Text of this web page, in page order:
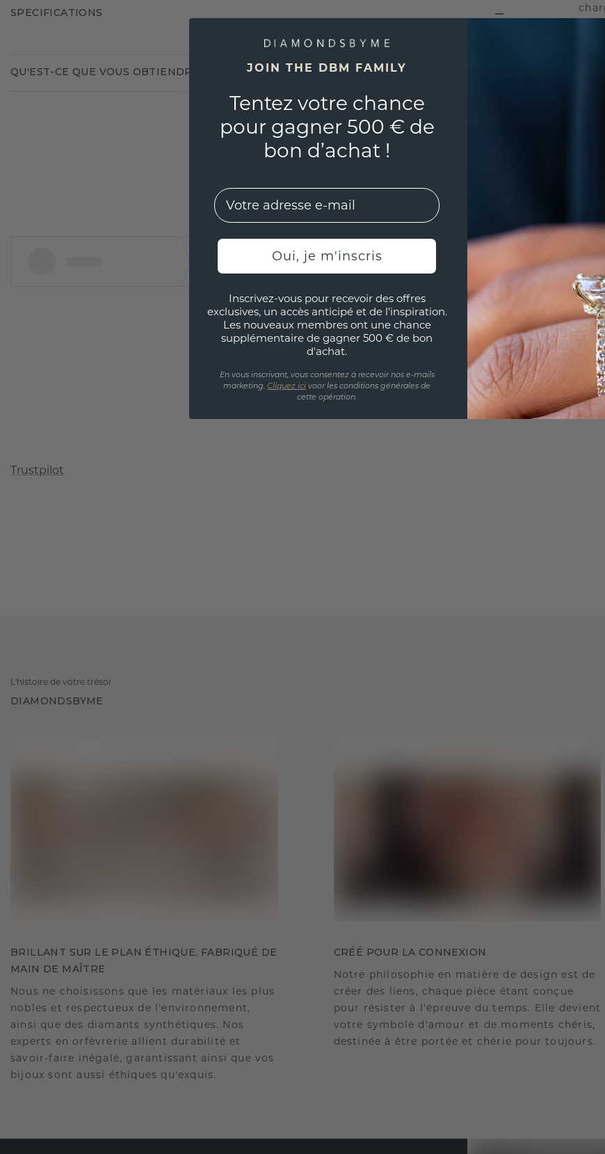
vie
sur
SPECIFICATIONS
QU'EST-CE QUE VOUS OBTIENDREZ ?
Trustpilot
L'histoire de votre trésor
DIAMONDSBYME
BRILLANT SUR LE PLAN ÉTHIQUE, FABRIQUÉ DE
MAIN DE MAÎTRE
Nous ne choisissons que les matériaux les plus
nobles et respectueux de l'environnement,
ainsi que des diamants synthétiques. Nos
experts en orfèvrerie allient durabilité et
savoir-faire inégalé, garantissant ainsi que vos
bijoux sont aussi éthiques qu'exquis.
CRÉÉ POUR LA CONNEXION
Notre philosophie en matière de design est de
créer des liens, chaque pièce étant conçue
pour résister à l'épreuve du temps. Elle devient
votre symbole d'amour et de moments chéris,
destinée à être portée et chérie pour toujours.
JOIN THE DBM FAMILY
Tentez votre chance
pour gagner 500 € de
bon d’achat !
EMail
Oui, je m'inscris
Inscrivez-vous pour recevoir des offres
exclusives, un accès anticipé et de l'inspiration.
Les nouveaux membres ont une chance
supplémentaire de gagner 500 € de bon
d'achat.
En vous inscrivant, vous consentez à recevoir nos e-mails
marketing. Cliquez ici voor les conditions générales de
cette opération.